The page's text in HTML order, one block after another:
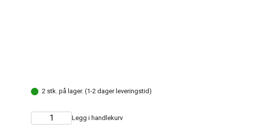
2 stk. på lager. (1-2 dager leveringstid)
Choose
Quantity Legg i handlekurv